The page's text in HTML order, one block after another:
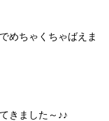
めちゃくちゃばえま
きました～♪♪